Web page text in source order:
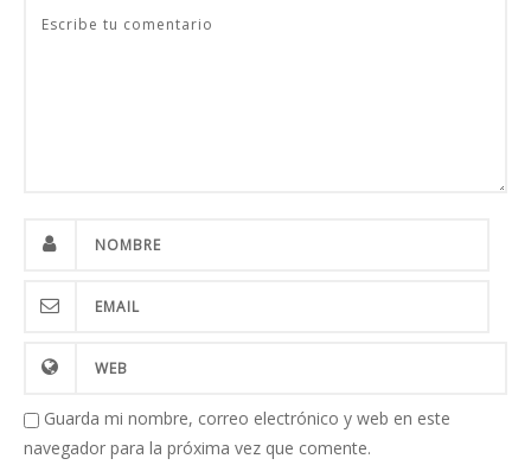
Guarda mi nombre, correo electrónico y web en este
navegador para la próxima vez que comente.